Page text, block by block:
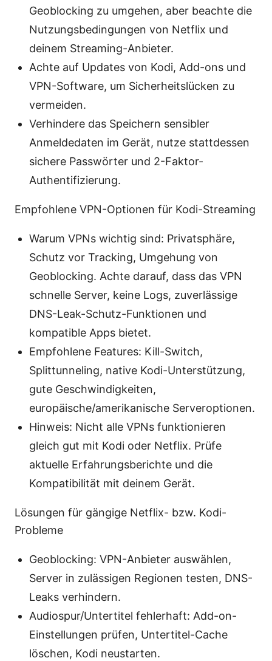
Geoblocking zu umgehen, aber beachte die
Nutzungsbedingungen von Netflix und
deinem Streaming-Anbieter.
Achte auf Updates von Kodi, Add-ons und
VPN-Software, um Sicherheitslücken zu
vermeiden.
Verhindere das Speichern sensibler
Anmeldedaten im Gerät, nutze stattdessen
sichere Passwörter und 2-Faktor-
Authentifizierung.
Empfohlene VPN-Optionen für Kodi-Streaming
Warum VPNs wichtig sind: Privatsphäre,
Schutz vor Tracking, Umgehung von
Geoblocking. Achte darauf, dass das VPN
schnelle Server, keine Logs, zuverlässige
DNS-Leak-Schutz-Funktionen und
kompatible Apps bietet.
Empfohlene Features: Kill-Switch,
Splittunneling, native Kodi-Unterstützung,
gute Geschwindigkeiten,
europäische/amerikanische Serveroptionen.
Hinweis: Nicht alle VPNs funktionieren
gleich gut mit Kodi oder Netflix. Prüfe
aktuelle Erfahrungsberichte und die
Kompatibilität mit deinem Gerät.
Lösungen für gängige Netflix- bzw. Kodi-
Probleme
Geoblocking: VPN-Anbieter auswählen,
Server in zulässigen Regionen testen, DNS-
Leaks verhindern.
Audiospur/Untertitel fehlerhaft: Add-on-
Einstellungen prüfen, Untertitel-Cache
löschen, Kodi neustarten.